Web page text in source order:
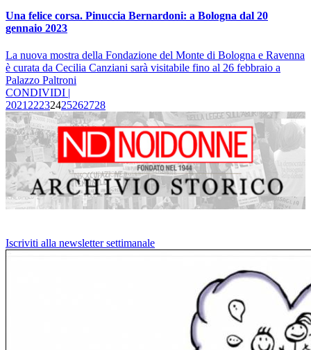
Una felice corsa. Pinuccia Bernardoni: a Bologna dal 20
gennaio 2023
La nuova mostra della Fondazione del Monte di Bologna e Ravenna
è curata da Cecilia Canziani sarà visitabile fino al 26 febbraio a
Palazzo Paltroni
CONDIVIDI |
2021 22232425262728
Iscriviti alla newsletter settimanale